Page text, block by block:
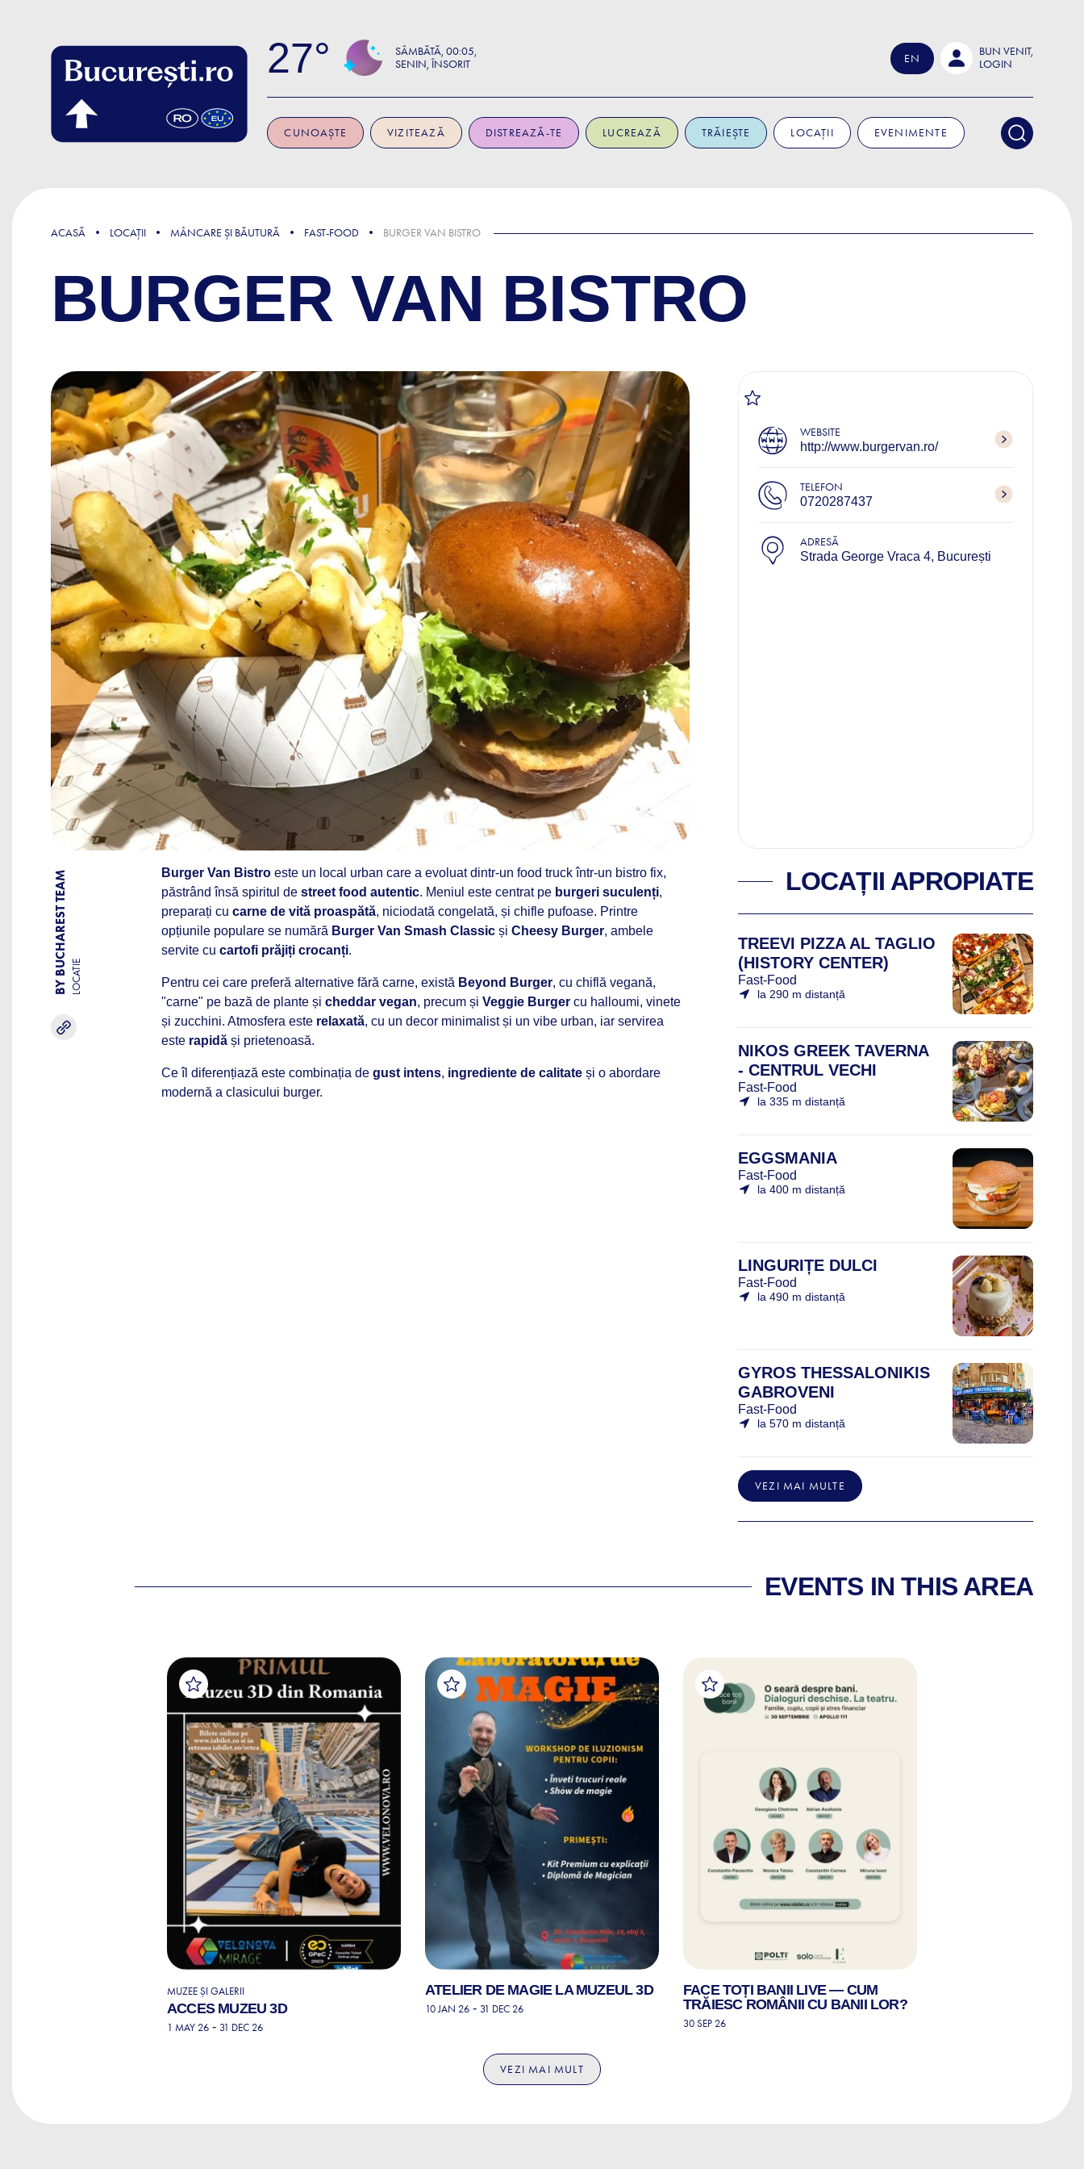
27 SÂMBĂTĂ 00:05
SENIN, ÎNSORIT
EN
BUN VENIT,
LOGIN
CUNOAȘTE VIZITEAZĂ DISTREAZĂ-TE LUCREAZĂ TRĂIEȘTE LOCAȚII EVENIMENTE
ACASĂ LOCAȚII MÂNCARE ȘI BĂUTURĂ FAST-FOOD BURGER VAN BISTRO
BURGER VAN BISTRO
BY BUCHAREST TEAM LOCATIE
Burger Van Bistro este un local urban care a evoluat dintr-un food truck într-un bistro fix,
păstrând însă spiritul de street food autentic. Meniul este centrat pe burgeri suculenți,
preparați cu carne de vită proaspătă, niciodată congelată, și chifle pufoase. Printre
opțiunile populare se numără Burger Van Smash Classic și Cheesy Burger, ambele
servite cu cartofi prăjiți crocanți.
Pentru cei care preferă alternative fără carne, există Beyond Burger, cu chiflă vegană,
"carne" pe bază de plante și cheddar vegan, precum și Veggie Burger cu halloumi, vinete
și zucchini. Atmosfera este relaxată, cu un decor minimalist și un vibe urban, iar servirea
este rapidă și prietenoasă.
Ce îl diferențiază este combinația de gust intens, ingrediente de calitate și o abordare
modernă a clasicului burger.
WEBSITE
http://www.burgervan.ro/
TELEFON
0720287437
ADRESĂ
Strada George Vraca 4, București
LOCAȚII APROPIATE
TREEVI PIZZA AL TAGLIO
(HISTORY CENTER)
Fast-Food
la 290 m distanță
NIKOS GREEK TAVERNA
- CENTRUL VECHI
Fast-Food
la 335 m distanță
EGGSMANIA
Fast-Food
la 400 m distanță
LINGURIȚE DULCI
Fast-Food
la 490 m distanță
GYROS THESSALONIKIS
GABROVENI
Fast-Food
la 570 m distanță
VEZI MAI MULTE
EVENTS IN THIS AREA
MUZEE ȘI GALERII
ACCES MUZEU 3D
1 MAY 26 - 31 DEC 26
ATELIER DE MAGIE LA MUZEUL 3D
10 JAN 26 - 31 DEC 26
FACE TOȚI BANII LIVE — CUM
TRĂIESC ROMÂNII CU BANII LOR?
30 SEP 26
VEZI MAI MULT